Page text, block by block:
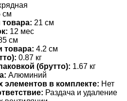
см
товара: 21 см
12 мес
см
товара: 4.2 см
0.87 кг
(брутто): 1.67 кг
Алюминий
элементов в комплекте: Нет
Раздача и удаление